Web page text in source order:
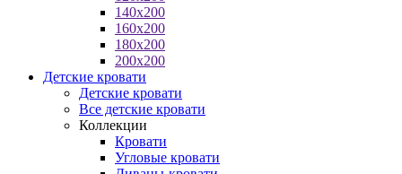
140x200
160x200
180x200
200x200
Детские кровати
Детские кровати
Все детские кровати
Коллекции
Кровати
Угловые кровати